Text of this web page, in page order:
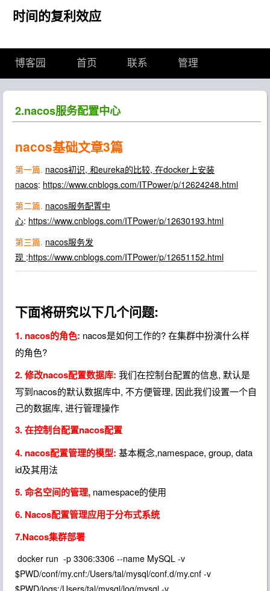
时间的复利效应
博客园 首页 联系 管理
2.nacos服务配置中心
nacos基础文章3篇
第一篇. nacos初识, 和eureka的比较, 在docker上安装
nacos: https://www.cnblogs.com/ITPower/p/12624248.html
第二篇. nacos服务配置中
心: https://www.cnblogs.com/ITPower/p/12630193.html
第三篇. nacos服务发
现 :https://www.cnblogs.com/ITPower/p/12651152.html
下面将研究以下几个问题:
1. nacos的角色: nacos是如何工作的? 在集群中扮演什么样
的角色?
2. 修改nacos配置数据库: 我们在控制台配置的信息, 默认是
写到nacos的默认数据库中, 不方便管理, 因此我们设置一个自
己的数据库, 进行管理操作
3. 在控制台配置nacos配置
4. nacos配置管理的模型: 基本概念,namespace, group, data
id及其用法
5. 命名空间的管理, namespace的使用
6. Nacos配置管理应用于分布式系统
7.Nacos集群部署
docker run -p 3306:3306 --name MySQL -v
$PWD/conf/my.cnf:/Users/tal/mysql/conf.d/my.cnf -v
$PWD/logs:/Users/tal/mysql/log/mysql -v